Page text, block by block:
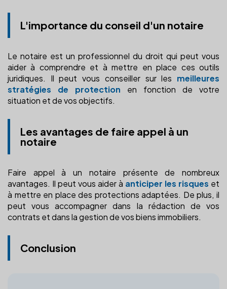
L'importance du conseil d'un notaire
Le notaire est un professionnel du droit qui peut vous
aider à comprendre et à mettre en place ces outils
juridiques. Il peut vous conseiller sur les meilleures
stratégies de protection en fonction de votre
situation et de vos objectifs.
Les avantages de faire appel à un
notaire
Faire appel à un notaire présente de nombreux
avantages. Il peut vous aider à anticiper les risques et
à mettre en place des protections adaptées. De plus, il
peut vous accompagner dans la rédaction de vos
contrats et dans la gestion de vos biens immobiliers.
Conclusion